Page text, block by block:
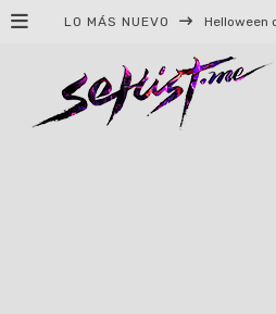
LO MÁS NUEVO